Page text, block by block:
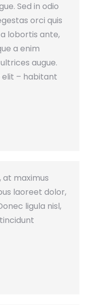
Sed in odio
orci quis
lobortis ante,
a enim
augue.
– habitant
maximus
laoreet dolor,
ligula nisl,